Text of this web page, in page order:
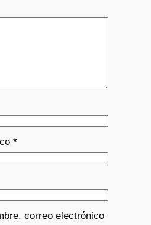
*
correo electrónico